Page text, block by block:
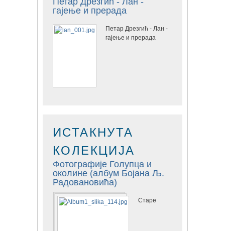
гајење и прерада
Петар Дрезгић - Лан -
гајење и прерада
ИСТАКНУТА
КОЛЕКЦИЈА
Фотографије Голупца и
околине (албум Бојана Љ.
Радовановића)
Старе